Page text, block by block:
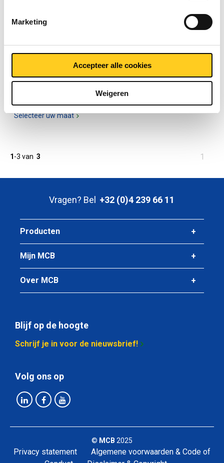
Marketing
Accepteer alle cookies
Weigeren
Mu geanodiseerd
2810-0651
Selecteer uw maat
1-3 van 3
U1
Vragen? Bel +32 (0)4 239 66 11
Producten
Mijn MCB
Over MCB
Blijf op de hoogte
Schrijf je in voor de nieuwsbrief!
Volg ons op
© MCB 2025
Privacy statement
Algemene voorwaarden & Code of